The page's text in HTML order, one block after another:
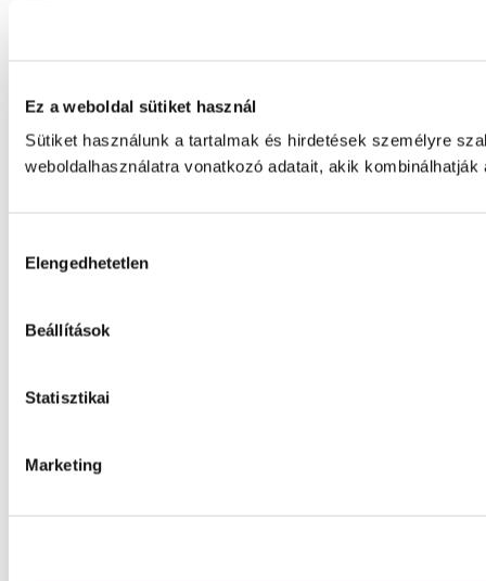
Ez a weboldal sütiket használ
Sütiket használunk a tartalmak és hirdetések személyre
weboldalhasználatra vonatkozó adatait, akik
kiválasztása
Elengedhetetlen
Beállítások
Statisztikai
Marketing